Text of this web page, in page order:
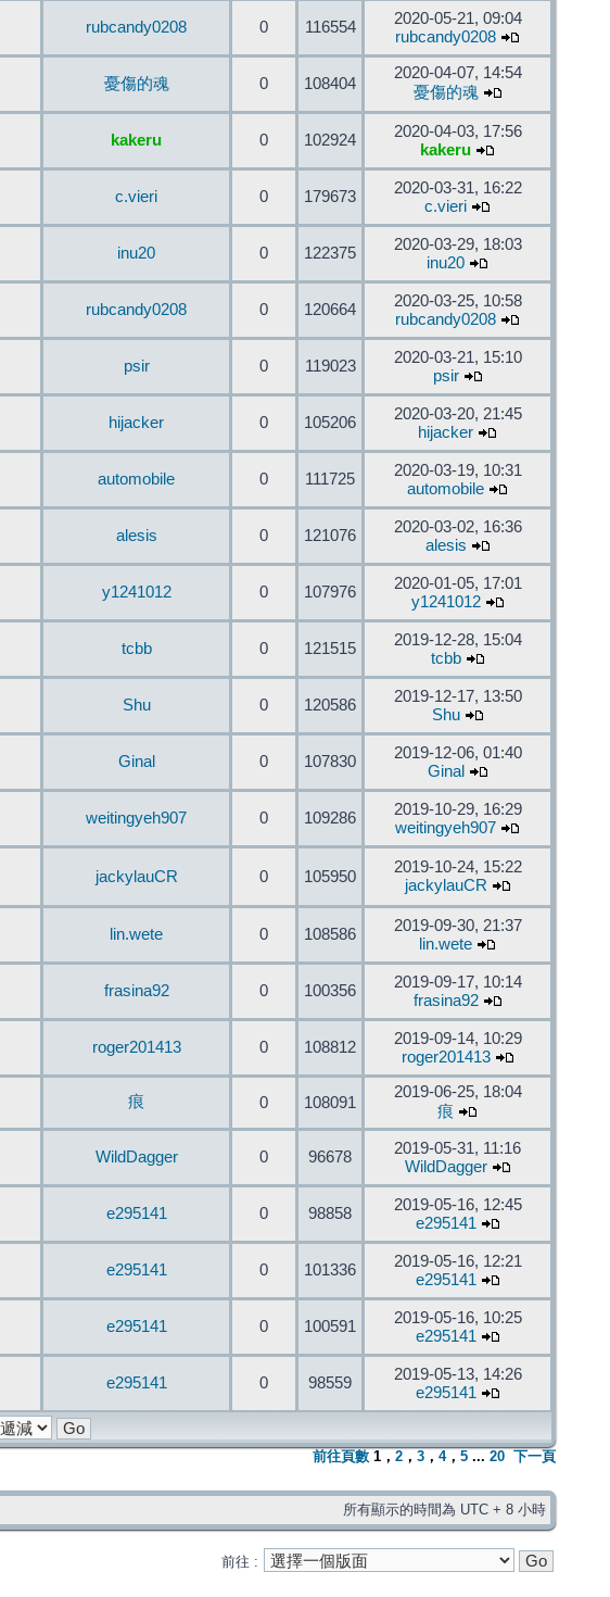
rubcandy0208 0 116554
2020-05-21, 09:04
rubcandy0208
憂傷的魂 0 108404
2020-04-07, 14:54
憂傷的魂
kakeru 0 102924
2020-04-03, 17:56
kakeru
c.vieri 0 179673
2020-03-31, 16:22
c.vieri
inu20 0 122375
2020-03-29, 18:03
inu20
rubcandy0208 0 120664
2020-03-25, 10:58
rubcandy0208
psir 0 119023
2020-03-21, 15:10
psir
hijacker 0 105206
2020-03-20, 21:45
hijacker
automobile 0 111725
2020-03-19, 10:31
automobile
alesis 0 121076
2020-03-02, 16:36
alesis
y1241012 0 107976
2020-01-05, 17:01
y1241012
tcbb 0 121515
2019-12-28, 15:04
tcbb
Shu 0 120586
2019-12-17, 13:50
Shu
Ginal 0 107830
2019-12-06, 01:40
Ginal
weitingyeh907 0 109286
2019-10-29, 16:29
weitingyeh907
jackylauCR 0 105950
2019-10-24, 15:22
jackylauCR
lin.wete 0 108586
2019-09-30, 21:37
lin.wete
frasina92 0 100356
2019-09-17, 10:14
frasina92
roger201413 0 108812
2019-09-14, 10:29
roger201413
痕 0 108091
2019-06-25, 18:04
痕
WildDagger 0 96678
2019-05-31, 11:16
WildDagger
e295141 0 98858
2019-05-16, 12:45
e295141
e295141 0 101336
2019-05-16, 12:21
e295141
e295141 0 100591
2019-05-16, 10:25
e295141
e295141 0 98559
2019-05-13, 14:26
e295141
前往頁數 1 ， 2 ， 3 ， 4， 5 ... 20 下一頁
所有顯示的時間為 UTC + 8 小時
前往 :